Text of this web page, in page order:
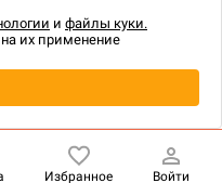
Избранное Войти
и файлы куки.
их применение